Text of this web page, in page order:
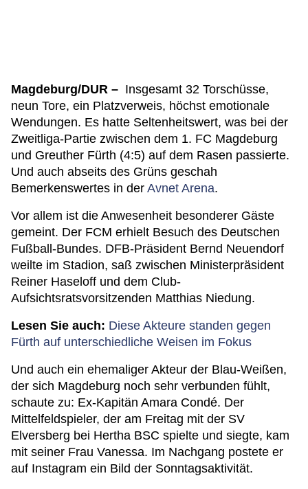
Magdeburg/DUR – Insgesamt 32 Torschüsse,
neun Tore, ein Platzverweis, höchst emotionale
Wendungen. Es hatte Seltenheitswert, was bei der
Zweitliga-Partie zwischen dem 1. FC Magdeburg
und Greuther Fürth (4:5) auf dem Rasen passierte.
Und auch abseits des Grüns geschah
Bemerkenswertes in der Avnet Arena.
Vor allem ist die Anwesenheit besonderer Gäste
gemeint. Der FCM erhielt Besuch des Deutschen
Fußball-Bundes. DFB-Präsident Bernd Neuendorf
weilte im Stadion, saß zwischen Ministerpräsident
Reiner Haseloff und dem Club-
Aufsichtsratsvorsitzenden Matthias Niedung.
Lesen Sie auch: Diese Akteure standen gegen
Fürth auf unterschiedliche Weisen im Fokus
Und auch ein ehemaliger Akteur der Blau-Weißen,
der sich Magdeburg noch sehr verbunden fühlt,
schaute zu: Ex-Kapitän Amara Condé. Der
Mittelfeldspieler, der am Freitag mit der SV
Elversberg bei Hertha BSC spielte und siegte, kam
mit seiner Frau Vanessa. Im Nachgang postete er
auf Instagram ein Bild der Sonntagsaktivität.